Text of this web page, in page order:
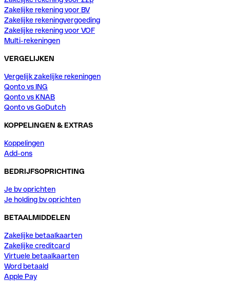
Zakelijke rekening voor BV
Zakelijke rekeningvergoeding
Zakelijke rekening voor VOF
Multi-rekeningen
VERGELIJKEN
Vergelijk zakelijke rekeningen
Qonto vs ING
Qonto vs KNAB
Qonto vs GoDutch
KOPPELINGEN & EXTRAS
Koppelingen
Add-ons
BEDRIJFSOPRICHTING
Je bv oprichten
Je holding bv oprichten
BETAALMIDDELEN
Zakelijke betaalkaarten
Zakelijke creditcard
Virtuele betaalkaarten
Word betaald
Apple Pay